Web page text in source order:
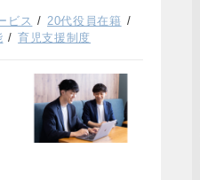
ビス
20代役員在籍
育児支援制度